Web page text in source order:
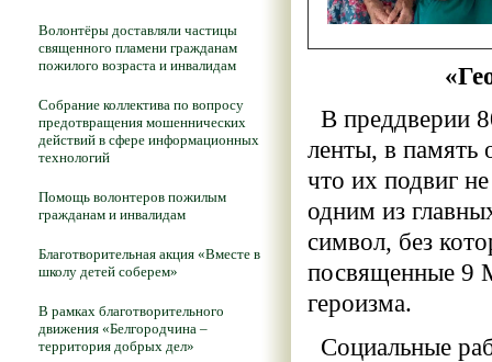
Волонтёры доставляли частицы
священного пламени гражданам
пожилого возраста и инвалидам
Собрание коллектива по вопросу
предотвращения мошеннических
действий в сфере информационных
технологий
Помощь волонтеров пожилым
гражданам и инвалидам
Благотворительная акция «Вместе в
школу детей соберем»
В рамках благотворительного
движения «Белгородчина –
территория добрых дел»
В преддверии
ленты, в память
что их подвиг
одним из
символ, без
посвященные 9
героизма.
Социальные